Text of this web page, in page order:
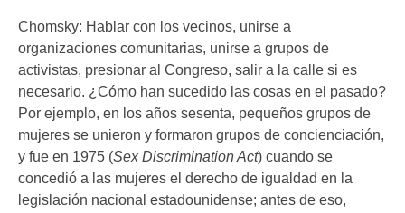
Chomsky: Hablar con los vecinos, unirse a
organizaciones comunitarias, unirse a grupos de
activistas, presionar al Congreso, salir a la calle si es
necesario. ¿Cómo han sucedido las cosas en el pasado?
Por ejemplo, en los años sesenta, pequeños grupos de
mujeres se unieron y formaron grupos de concienciación,
y fue en 1975 (Sex Discrimination Act) cuando se
concedió a las mujeres el derecho de igualdad en la
legislación nacional estadounidense; antes de eso,